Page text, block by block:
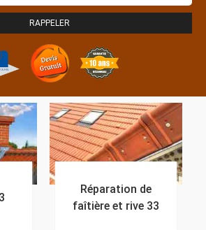
Réparation de
faîtière et rive 33